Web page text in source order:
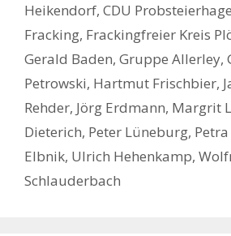
Heikendorf, CDU
Fracking, Frackingfreier Kreis
Gerald Baden, Gruppe Allerley,
Petrowski, Hartmut Frischbier,
Rehder, Jörg Erdmann, Margrit
Dieterich, Peter Lüneburg,
Elbnik, Ulrich Hehenkamp,
Schlauderbach